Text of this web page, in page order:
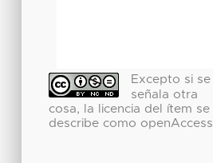
Excepto si se
señala otra
cosa, la licencia del ítem se
describe como openAccess